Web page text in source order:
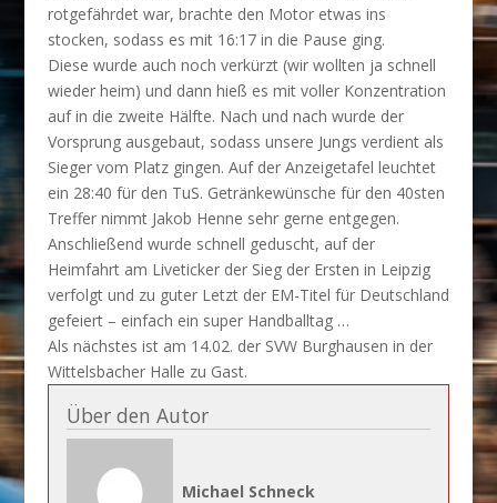
rotgefährdet war, brachte den Motor etwas ins
stocken, sodass es mit 16:17 in die Pause ging.
Diese wurde auch noch verkürzt (wir wollten ja schnell
wieder heim) und dann hieß es mit voller Konzentration
auf in die zweite Hälfte. Nach und nach wurde der
Vorsprung ausgebaut, sodass unsere Jungs verdient als
Sieger vom Platz gingen. Auf der Anzeigetafel leuchtet
ein 28:40 für den TuS. Getränkewünsche für den 40sten
Treffer nimmt Jakob Henne sehr gerne entgegen.
Anschließend wurde schnell geduscht, auf der
Heimfahrt am Liveticker der Sieg der Ersten in Leipzig
verfolgt und zu guter Letzt der EM-Titel für Deutschland
gefeiert – einfach ein super Handballtag …
Als nächstes ist am 14.02. der SVW Burghausen in der
Wittelsbacher Halle zu Gast.
Über den Autor
Michael Schneck